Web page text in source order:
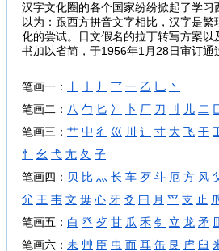
汉字文化圈的各个国家纷纷掀起了学
以为：跟西方拼音文字相比，汉字是
化的尝试。日文假名的拉丁转写方案
书加以省简，于1956年1月28日审订通
笔画一： 丿 乛 一 乙 乚 丶
笔画二： 八 勹 匕 冫 卜 厂 刀 刂 儿 二
笔画三： 艹 屮 彳 巛 川 辶 寸 大 飞 干
忄
幺 弋 尢 夂 子
笔画四： 贝 比 灬 长 车 歹 斗 厄 方 风
尣 王 韦 文 毋 心 牙 爻 曰 月 爫 支 止
笔画五： 白 癶 歺 甘 瓜 禾 钅 立 龙 矛
笔画六： 耒 艸 臣 虫 而 耳 缶 艮 虍 臼